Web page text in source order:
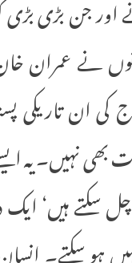
نے عمران
ان تاریکی
بھی نہیں۔ یہ
چل سکتے ہیں‘
ہو سکتے۔